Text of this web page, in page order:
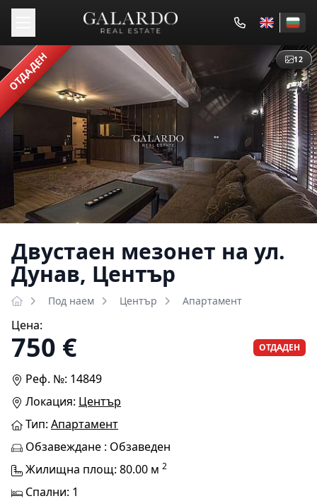
ОТДАДЕН 12
Двустаен мезонет на ул.
Дунав, Център
Под наем Център Апартамент
Цена:
750 € ОТДАДЕН
Реф. №: 14849
Локация: Център
Тип: Апартамент
Обзавеждане : Обзаведен
Жилищна площ: 80.00 м 2
Спални: 1